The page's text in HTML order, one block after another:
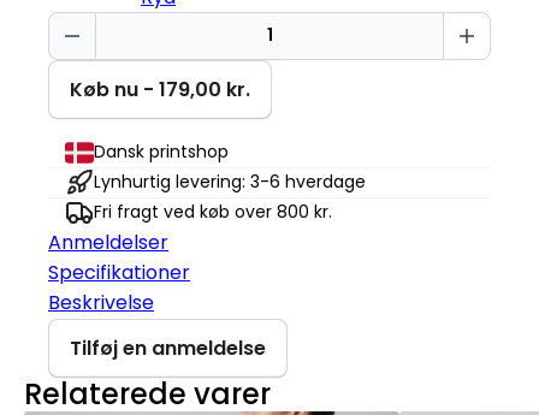
Vent
venligst
Creator
2.0
antal
Køb nu - 179,00 kr.
Dansk printshop
Lynhurtig levering: 3-6 hverdage
Fri fragt ved køb over 800 kr.
Anmeldelser
Specifikationer
Beskrivelse
Tilføj en anmeldelse
Relaterede varer